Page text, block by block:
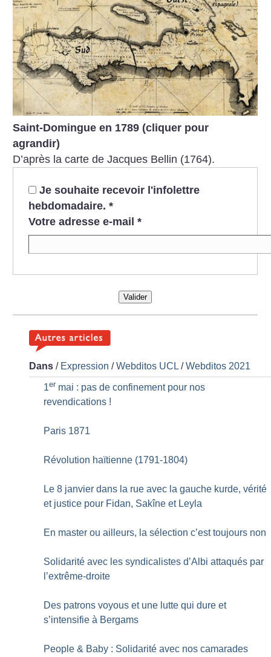
Saint-Domingue en 1789 (cliquer pour
agrandir)
D’après la carte de Jacques Bellin (1764).
Je souhaite recevoir l'infolettre
hebdomadaire. *
Votre adresse e-mail *
Valider
Dans / Expression /Webditos UCL /Webditos 2021
1er mai : pas de confinement pour nos
revendications !
Paris 1871
Révolution haïtienne (1791-1804)
Le 8 janvier dans la rue avec la gauche kurde, vérité
et justice pour Fidan, Sakîne et Leyla
En master ou ailleurs, la sélection c’est toujours non
Solidarité avec les syndicalistes d’Albi attaqués par
l’extrême-droite
Des patrons voyous et une lutte qui dure et
s’intensifie à Bergams
People & Baby : Solidarité avec nos camarades